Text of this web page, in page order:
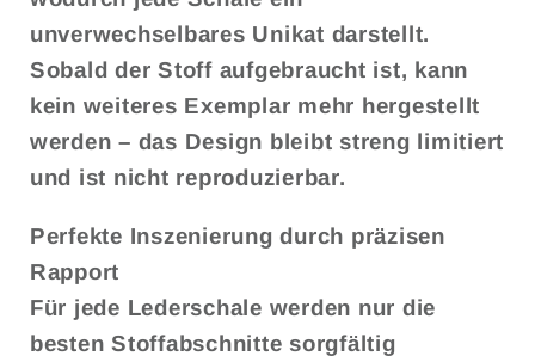
unverwechselbares Unikat darstellt.
Sobald der Stoff aufgebraucht ist, kann
kein weiteres Exemplar mehr hergestellt
werden – das Design bleibt streng limitiert
und ist nicht reproduzierbar.
Perfekte Inszenierung durch präzisen
Rapport
Für jede Lederschale werden nur die
besten Stoffabschnitte sorgfältig